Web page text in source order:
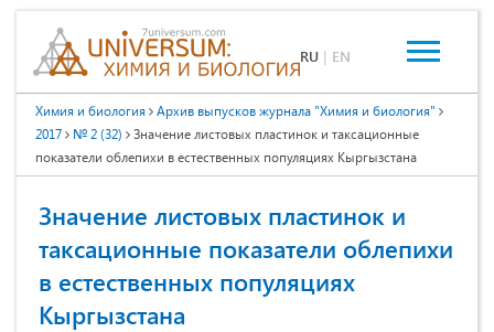
RU | EN
Химия и биология
Архив выпусков журнала "Химия и биология"
2017
№ 2 (32)
Значение листовых пластинок и таксационные
показатели облепихи в естественных популяциях Кыргызстана
Значение листовых пластинок и
таксационные показатели облепихи
в естественных популяциях
Кыргызстана